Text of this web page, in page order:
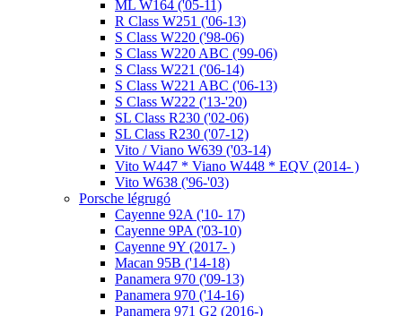
ML W164 ('05-11)
R Class W251 ('06-13)
S Class W220 ('98-06)
S Class W220 ABC ('99-06)
S Class W221 ('06-14)
S Class W221 ABC ('06-13)
S Class W222 ('13-'20)
SL Class R230 ('02-06)
SL Class R230 ('07-12)
Vito / Viano W639 ('03-14)
Vito W447 * Viano W448 * EQV (2014- )
Vito W638 ('96-'03)
Porsche légrugó
Cayenne 92A ('10- 17)
Cayenne 9PA ('03-10)
Cayenne 9Y (2017- )
Macan 95B ('14-18)
Panamera 970 ('09-13)
Panamera 970 ('14-16)
Panamera 971 G2 (2016-)